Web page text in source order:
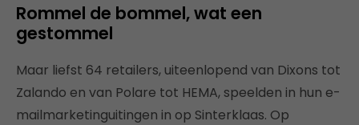
Rommel de bommel, wat een
gestommel
Maar liefst 64 retailers, uiteenlopend van Dixons tot
Zalando en van Polare tot HEMA, speelden in hun e-
mailmarketinguitingen in op Sinterklaas. Op